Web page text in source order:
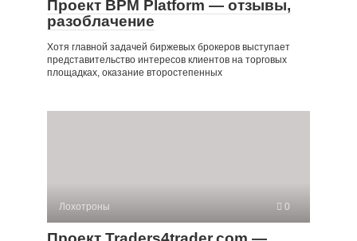
Проект BPM Platform — отзывы,
разоблачение
Хотя главной задачей биржевых брокеров выступает
представительство интересов клиентов на торговых
площадках, оказание второстепенных
Лохотроны 0